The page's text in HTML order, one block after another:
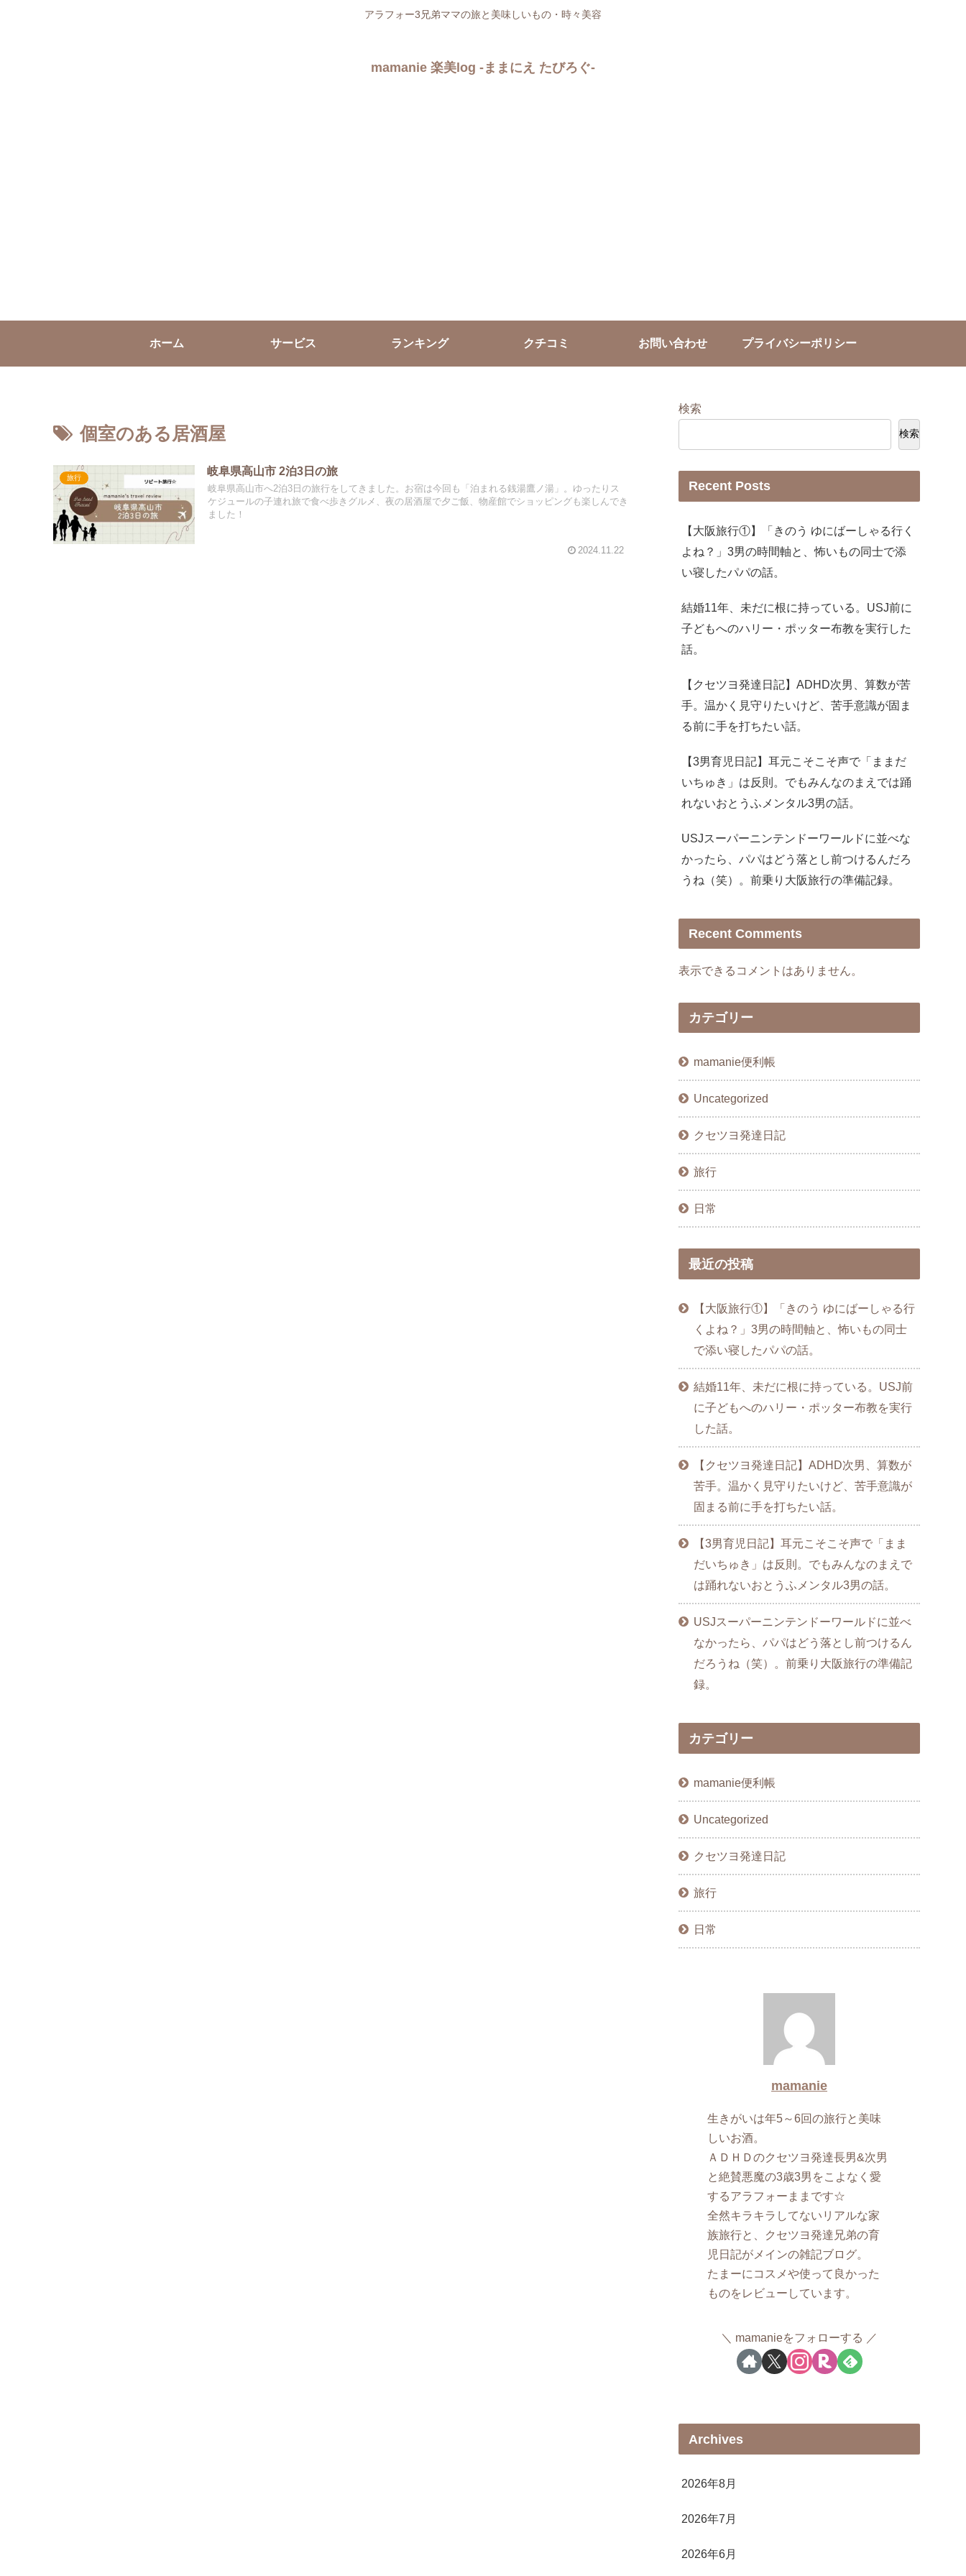
アラフォー3兄弟ママの旅と美味しいもの・時々美容
mamanie 楽美log -ままにえ たびろぐ-
ホーム サービス ランキング クチコミ お問い合わせ プライバシーポリシー
個室のある居酒屋
旅行
岐阜県高山市 2泊3日の旅
岐阜県高山市へ2泊3日の旅行をしてきました。お宿は今回も「泊まれる銭湯鷹ノ湯」。ゆったりス
ケジュールの子連れ旅で食べ歩きグルメ、夜の居酒屋で夕ご飯、物産館でショッピングも楽しんでき
ました！
2024.11.22
検索
検索
Recent Posts
【大阪旅行①】「きのう ゆにばーしゃる行く
よね？」3男の時間軸と、怖いもの同士で添
い寝したパパの話。
結婚11年、未だに根に持っている。USJ前に
子どもへのハリー・ポッター布教を実行した
話。
【クセツヨ発達日記】ADHD次男、算数が苦
手。温かく見守りたいけど、苦手意識が固ま
る前に手を打ちたい話。
【3男育児日記】耳元こそこそ声で「ままだ
いちゅき」は反則。でもみんなのまえでは踊
れないおとうふメンタル3男の話。
USJスーパーニンテンドーワールドに並べな
かったら、パパはどう落とし前つけるんだろ
うね（笑）。前乗り大阪旅行の準備記録。
Recent Comments
表示できるコメントはありません。
カテゴリー
mamanie便利帳
Uncategorized
クセツヨ発達日記
旅行
日常
最近の投稿
【大阪旅行①】「きのう ゆにばーしゃる行
くよね？」3男の時間軸と、怖いもの同士
で添い寝したパパの話。
結婚11年、未だに根に持っている。USJ前
に子どもへのハリー・ポッター布教を実行
した話。
【クセツヨ発達日記】ADHD次男、算数が
苦手。温かく見守りたいけど、苦手意識が
固まる前に手を打ちたい話。
【3男育児日記】耳元こそこそ声で「まま
だいちゅき」は反則。でもみんなのまえで
は踊れないおとうふメンタル3男の話。
USJスーパーニンテンドーワールドに並べ
なかったら、パパはどう落とし前つけるん
だろうね（笑）。前乗り大阪旅行の準備記
録。
カテゴリー
mamanie便利帳
Uncategorized
クセツヨ発達日記
旅行
日常
mamanie
生きがいは年5～6回の旅行と美味
しいお酒。
ＡＤＨＤのクセツヨ発達長男&次男
と絶賛悪魔の3歳3男をこよなく愛
するアラフォーままです☆
全然キラキラしてないリアルな家
族旅行と、クセツヨ発達兄弟の育
児日記がメインの雑記ブログ。
たまーにコスメや使って良かった
ものをレビューしています。
mamanieをフォローする
Archives
2026年8月
2026年7月
2026年6月